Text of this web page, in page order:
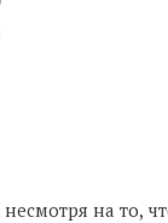
на то,